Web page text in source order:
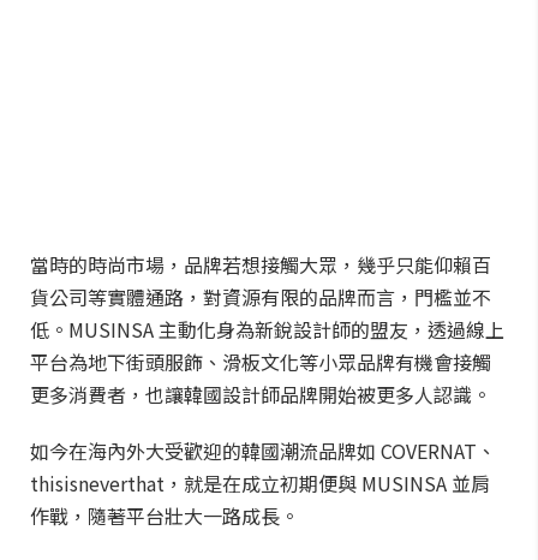
當時的時尚市場，品牌若想接觸大眾，幾乎只能仰賴百
貨公司等實體通路，對資源有限的品牌而言，門檻並不
低。MUSINSA 主動化身為新銳設計師的盟友，透過線上
平台為地下街頭服飾、滑板文化等小眾品牌有機會接觸
更多消費者，也讓韓國設計師品牌開始被更多人認識。
如今在海內外大受歡迎的韓國潮流品牌如 COVERNAT、
thisisneverthat，就是在成立初期便與 MUSINSA 並肩
作戰，隨著平台壯大一路成長。